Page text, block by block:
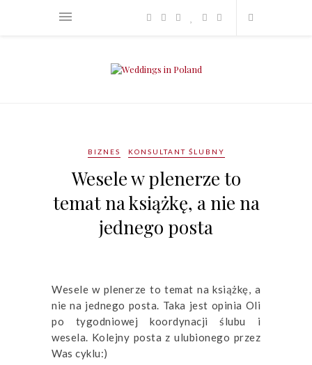
BIZNES KONSULTANT ŚLUBNY
Wesele w plenerze to
temat na książkę, a nie na
jednego posta
Wesele w plenerze to temat na książkę, a
nie na jednego posta. Taka jest opinia Oli
po tygodniowej koordynacji ślubu i
wesela. Kolejny posta z ulubionego przez
Was cyklu:)